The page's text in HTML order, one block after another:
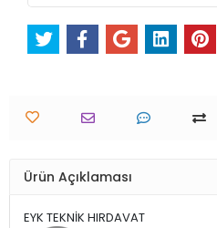
Ürün Açıklaması
EYK TEKNİK HIRDAVAT